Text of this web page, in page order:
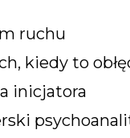
ruchu
kiedy to
inicjatora